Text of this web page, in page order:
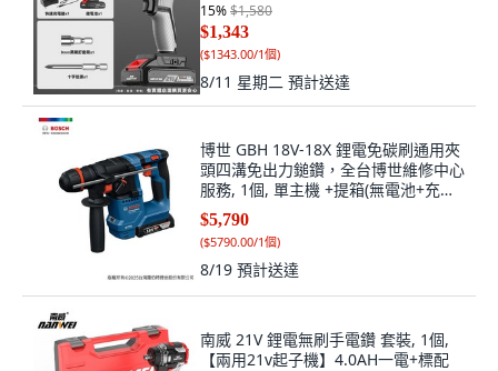
15%$1,580
$1,343
($1343.00/1個)
8/11 星期二 預計送達
博世 GBH 18V-18X 鋰電免碳刷通用夾
頭四溝免出力鎚鑽，全台博世維修中心
服務, 1個, 單主機 +提箱(無電池+充電
器)
$5,790
($5790.00/1個)
8/19 預計送達
南威 21V 鋰電無刷手電鑽 套裝, 1個,
【兩用21v起子機】4.0AH一電+標配